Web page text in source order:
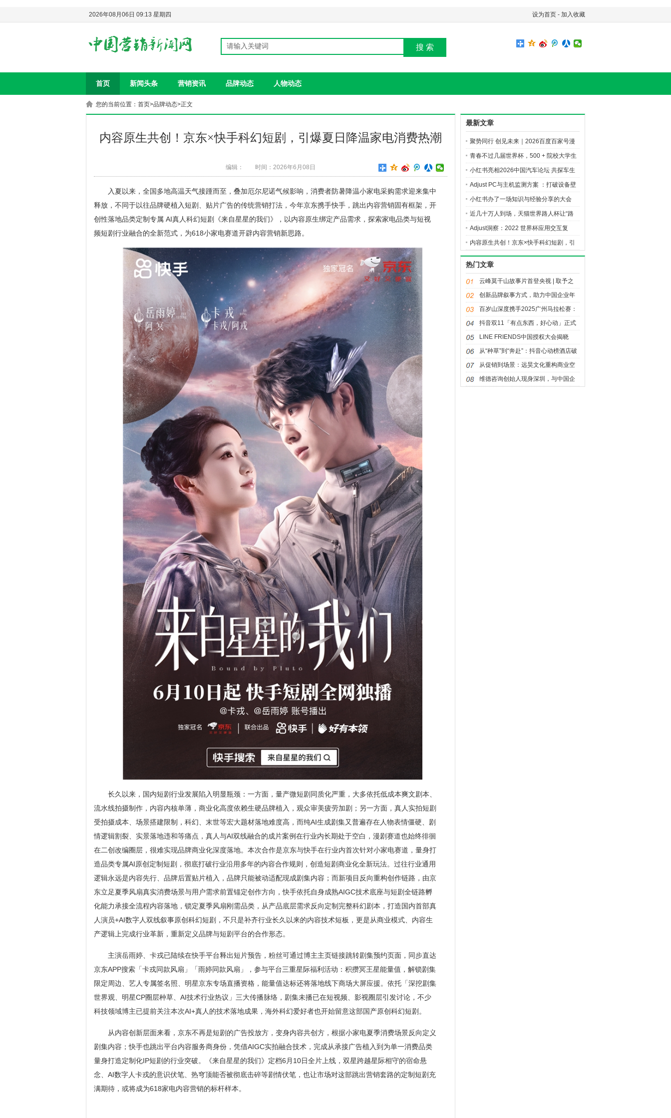
设为首页 - 加入收藏
2026年08月06日 09:13 星期四
搜 索
首页 新闻头条 营销资讯 品牌动态 人物动态
您的当前位置： 首页>品牌动态>正文
内容原生共创！京东×快手科幻短剧，引爆夏日降温家电消费热潮
编辑： 时间：2026年6月08日
入夏以来，全国多地高温天气接踵而至，叠加厄尔尼诺气候影响，消费者防暑降温小家电采购需求迎来集中
释放，不同于以往品牌硬植入短剧、贴片广告的传统营销打法，今年京东携手快手，跳出内容营销固有框架，开
创性落地品类定制专属 AI真人科幻短剧《来自星星的我们》，以内容原生绑定产品需求，探索家电品类与短视
频短剧行业融合的全新范式，为618小家电赛道开辟内容营销新思路。
长久以来，国内短剧行业发展陷入明显瓶颈：一方面，量产微短剧同质化严重，大多依托低成本爽文剧本、
流水线拍摄制作，内容内核单薄，商业化高度依赖生硬品牌植入，观众审美疲劳加剧；另一方面，真人实拍短剧
受拍摄成本、场景搭建限制，科幻、末世等宏大题材落地难度高，而纯AI生成剧集又普遍存在人物表情僵硬、剧
情逻辑割裂、实景落地违和等痛点，真人与AI双线融合的成片案例在行业内长期处于空白，漫剧赛道也始终徘徊
在二创改编圈层，很难实现品牌商业化深度落地。本次合作是京东与快手在行业内首次针对小家电赛道，量身打
造品类专属AI原创定制短剧，彻底打破行业沿用多年的内容合作规则，创造短剧商业化全新玩法。过往行业通用
逻辑永远是内容先行、品牌后置贴片植入，品牌只能被动适配现成剧集内容；而新项目反向重构创作链路，由京
东立足夏季风扇真实消费场景与用户需求前置锚定创作方向，快手依托自身成熟AIGC技术底座与短剧全链路孵
化能力承接全流程内容落地，锁定夏季风扇刚需品类，从产品底层需求反向定制完整科幻剧本，打造国内首部真
人演员+AI数字人双线叙事原创科幻短剧，不只是补齐行业长久以来的内容技术短板，更是从商业模式、内容生
产逻辑上完成行业革新，重新定义品牌与短剧平台的合作形态。
主演岳雨婷、卡戎已陆续在快手平台释出短片预告，粉丝可通过博主主页链接跳转剧集预约页面，同步直达
京东APP搜索「卡戎同款风扇」「雨婷同款风扇」，参与平台三重星际福利活动：积攒冥王星能量值，解锁剧集
限定周边、艺人专属签名照、明星京东专场直播资格，能量值达标还将落地线下商场大屏应援。依托「深挖剧集
世界观、明星CP圈层种草、AI技术行业热议」三大传播脉络，剧集未播已在短视频、影视圈层引发讨论，不少
科技领域博主已提前关注本次AI+真人的技术落地成果，海外科幻爱好者也开始留意这部国产原创科幻短剧。
从内容创新层面来看，京东不再是短剧的广告投放方，变身内容共创方，根据小家电夏季消费场景反向定义
剧集内容；快手也跳出平台内容服务商身份，凭借AIGC实拍融合技术，完成从承接广告植入到为单一消费品类
量身打造定制化IP短剧的行业突破。《来自星星的我们》定档6月10日全片上线，双星跨越星际相守的宿命悬
念、AI数字人卡戎的意识伏笔、热穹顶能否被彻底击碎等剧情伏笔，也让市场对这部跳出营销套路的定制短剧充
满期待，或将成为618家电内容营销的标杆样本。
最新文章
聚势同行 创见未来｜2026百度百家号漫
剧创作先享会精彩直击
青春不过几届世界杯，500 + 院校大学生
的 AI 逐梦之旅
小红书亮相2026中国汽车论坛 共探车生
活行业新增长
Adjust PC与主机监测方案 ：打破设备壁
垒，洞悉玩家全旅程
小红书办了一场知识与经验分享的大会
近几十万人到场，天猫世界路人杯让“路
人”球迷坐上主桌
Adjust洞察：2022 世界杯应用交互复
盘，解锁 2026 赛事营销启示
内容原生共创！京东×快手科幻短剧，引
爆夏日降温家电消费热潮
热门文章
云峰莫干山故事片首登央视 | 取予之
间，天下安居
创新品牌叙事方式，助力中国企业年
轻化发展——《大国品牌》之“我说我
品牌”创新传播活动
百岁山深度携手2025广州马拉松赛：
让奔跑闪耀湾区，让坚持值得珍视
抖音双11「有点东西，好心动」正式
官宣，重磅内容惊喜来袭！
LINE FRIENDS中国授权大会揭晓
2026年战略：聚焦多元IP生态、年轻
流量场域与经典价值焕新
从“种草”到“奔赴”：抖音心动榜酒店破
局“情绪经济”，再造旅行消费需求
从促销到场景：远昊文化重构商业空
间的吸引力法则
维德咨询创始人现身深圳，与中国企